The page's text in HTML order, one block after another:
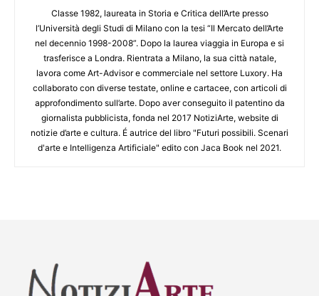
Classe 1982, laureata in Storia e Critica dell’Arte presso
l’Università degli Studi di Milano con la tesi “Il Mercato dell’Arte
nel decennio 1998-2008”. Dopo la laurea viaggia in Europa e si
trasferisce a Londra. Rientrata a Milano, la sua città natale,
lavora come Art-Advisor e commerciale nel settore Luxory. Ha
collaborato con diverse testate, online e cartacee, con articoli di
approfondimento sull’arte. Dopo aver conseguito il patentino da
giornalista pubblicista, fonda nel 2017 NotiziArte, website di
notizie d’arte e cultura. É autrice del libro "Futuri possibili. Scenari
d'arte e Intelligenza Artificiale" edito con Jaca Book nel 2021.